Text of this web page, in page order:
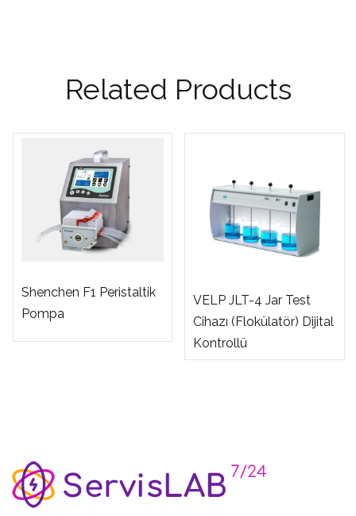
Related Products
Shenchen F1 Peristaltik
Pompa
VELP JLT-4 Jar Test
Cihazı (Flokülatör) Dijital
Kontrollü